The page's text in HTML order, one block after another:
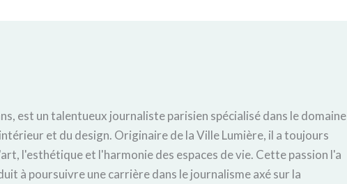
est un talentueux journaliste parisien spécialisé dans le domaine
et du design. Originaire de la Ville Lumière, il a toujours
l'esthétique et l'harmonie des espaces de vie. Cette passion l'a
à poursuivre une carrière dans le journalisme axé sur la